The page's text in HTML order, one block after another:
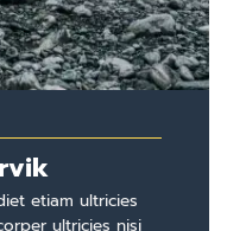
etiam ultricies
ultricies nisi